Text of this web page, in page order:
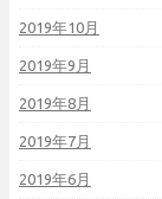
2019年10月
2019年9月
2019年8月
2019年7月
2019年6月